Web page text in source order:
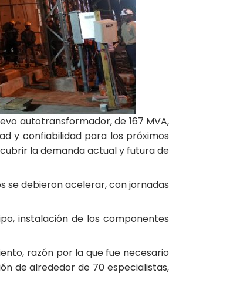
autotransformador, de 167 MVA,
y confiabilidad para los próximos
la demanda actual y futura de
se debieron acelerar, con jornadas
instalación de los componentes
razón por la que fue necesario
de alrededor de 70 especialistas,